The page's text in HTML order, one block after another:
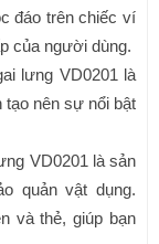
đáo trên chiếc ví
của người dùng.
lưng VD0201 là
nên sự nổi bật
VD0201 là sản
quản vật dụng.
và thẻ, giúp bạn